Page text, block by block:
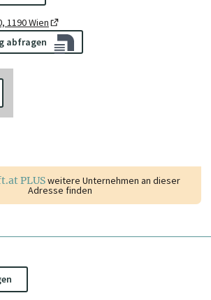
1190 Wien
abfragen
PLUSweitere Unternehmen an dieser
Adresse finden